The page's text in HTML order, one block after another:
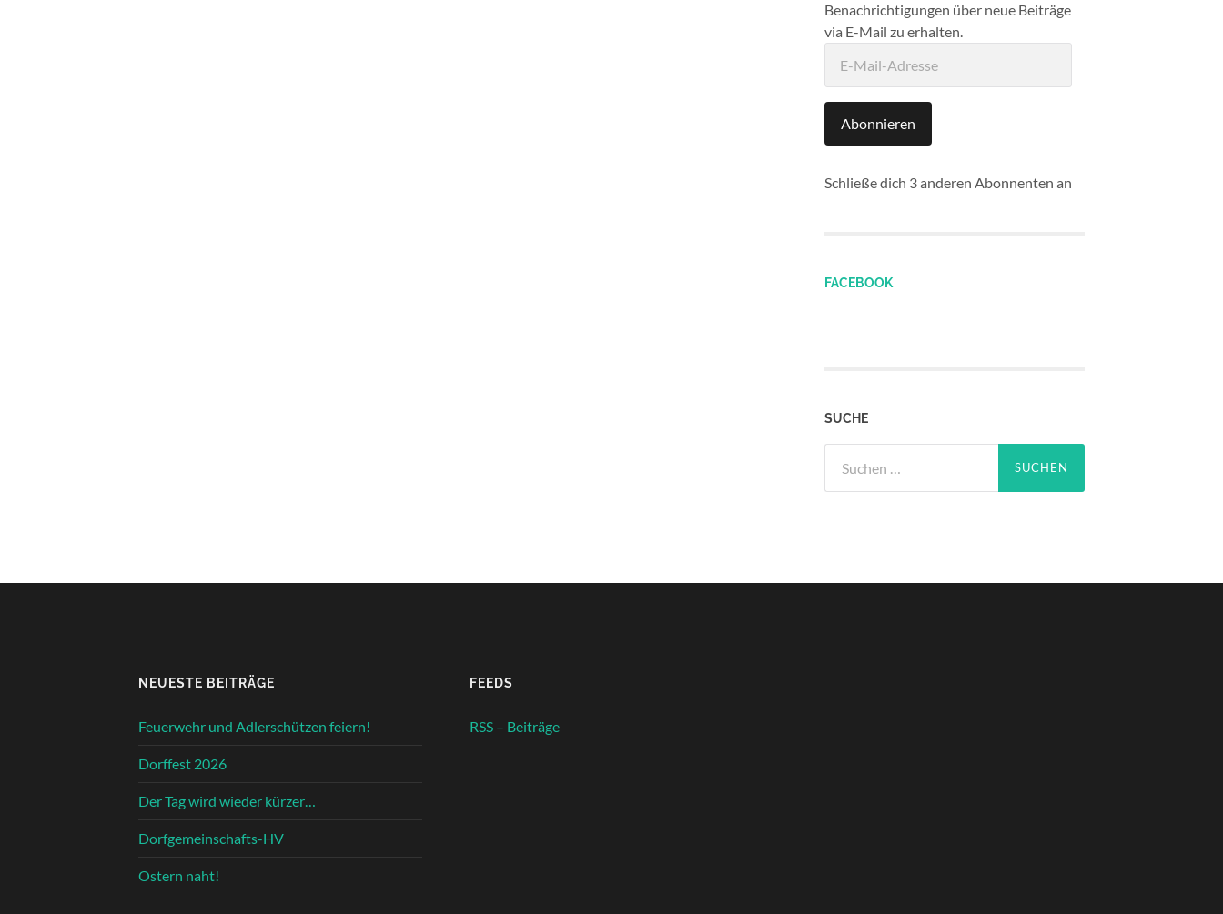
Benachrichtigungen über neue Beiträge
via E-Mail zu erhalten.
Mail-
Abonnieren
Schließe dich 3 anderen Abonnenten an
FACEBOOK
SUCHE
nach:
NEUESTE BEITRÄGE
Feuerwehr und Adlerschützen feiern!
Dorffest 2026
Der Tag wird wieder kürzer…
Dorfgemeinschafts-HV
Ostern naht!
FEEDS
RSS – Beiträge